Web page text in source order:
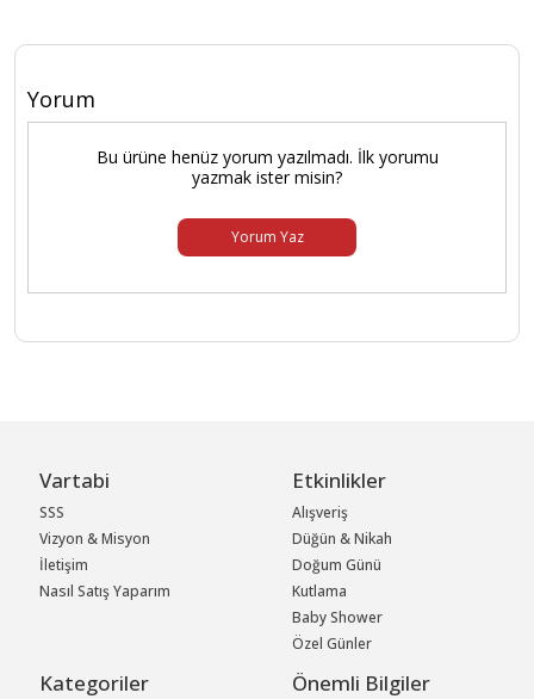
Yorum
Bu ürüne henüz yorum yazılmadı. İlk yorumu
yazmak ister misin?
Yorum Yaz
Vartabi
SSS
Vizyon & Misyon
İletişim
Nasıl Satış Yaparım
Etkinlikler
Alışveriş
Düğün & Nikah
Doğum Günü
Kutlama
Baby Shower
Özel Günler
Kategoriler Önemli Bilgiler